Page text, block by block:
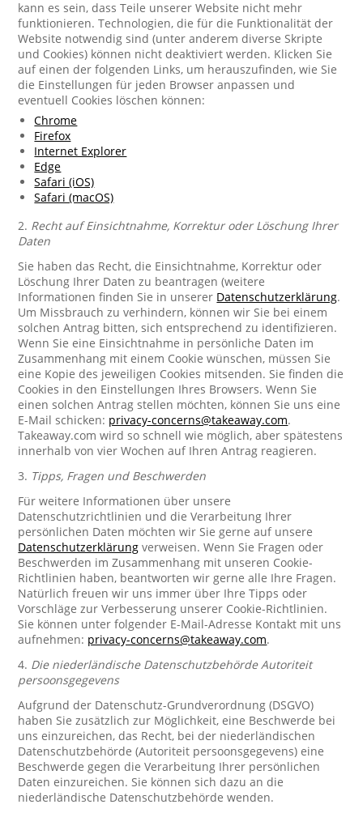
kann es sein, dass Teile unserer Website nicht mehr
funktionieren. Technologien, die für die Funktionalität der
Website notwendig sind (unter anderem diverse Skripte
und Cookies) können nicht deaktiviert werden. Klicken Sie
auf einen der folgenden Links, um herauszufinden, wie Sie
die Einstellungen für jeden Browser anpassen und
eventuell Cookies löschen können:
Chrome
Firefox
Internet Explorer
Edge
Safari (iOS)
Safari (macOS)
2. Recht auf Einsichtnahme, Korrektur oder Löschung Ihrer
Daten
Sie haben das Recht, die Einsichtnahme, Korrektur oder
Löschung Ihrer Daten zu beantragen (weitere
Informationen finden Sie in unserer Datenschutzerklärung.
Um Missbrauch zu verhindern, können wir Sie bei einem
solchen Antrag bitten, sich entsprechend zu identifizieren.
Wenn Sie eine Einsichtnahme in persönliche Daten im
Zusammenhang mit einem Cookie wünschen, müssen Sie
eine Kopie des jeweiligen Cookies mitsenden. Sie finden die
Cookies in den Einstellungen Ihres Browsers. Wenn Sie
einen solchen Antrag stellen möchten, können Sie uns eine
E-Mail schicken: privacy-concerns@takeaway.com.
Takeaway.com wird so schnell wie möglich, aber spätestens
innerhalb von vier Wochen auf Ihren Antrag reagieren.
3. Tipps, Fragen und Beschwerden
Für weitere Informationen über unsere
Datenschutzrichtlinien und die Verarbeitung Ihrer
persönlichen Daten möchten wir Sie gerne auf unsere
Datenschutzerklärung verweisen. Wenn Sie Fragen oder
Beschwerden im Zusammenhang mit unseren Cookie-
Richtlinien haben, beantworten wir gerne alle Ihre Fragen.
Natürlich freuen wir uns immer über Ihre Tipps oder
Vorschläge zur Verbesserung unserer Cookie-Richtlinien.
Sie können unter folgender E-Mail-Adresse Kontakt mit uns
aufnehmen: privacy-concerns@takeaway.com.
4. Die niederländische Datenschutzbehörde Autoriteit
persoonsgegevens
Aufgrund der Datenschutz-Grundverordnung (DSGVO)
haben Sie zusätzlich zur Möglichkeit, eine Beschwerde bei
uns einzureichen, das Recht, bei der niederländischen
Datenschutzbehörde (Autoriteit persoonsgegevens) eine
Beschwerde gegen die Verarbeitung Ihrer persönlichen
Daten einzureichen. Sie können sich dazu an die
niederländische Datenschutzbehörde wenden.